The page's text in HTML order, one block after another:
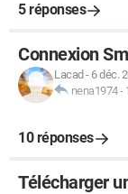
5 réponses
Connexion
Lacad - 6 déc.
nena1974-
10 réponses
Télécharger